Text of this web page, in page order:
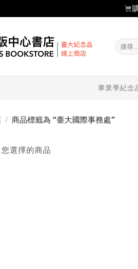
搜
尋
畢業季紀念
/ 商品標籤為 “臺大國際事務處”
選擇的商品